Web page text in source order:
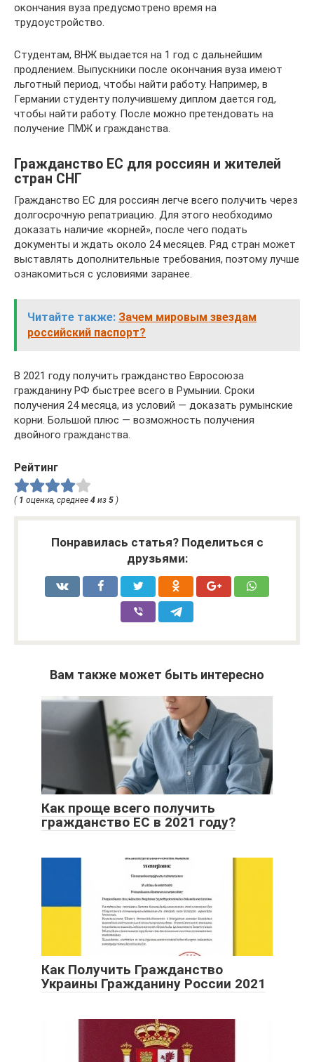
окончания вуза предусмотрено время на
трудоустройство.
Студентам, ВНЖ выдается на 1 год с дальнейшим
продлением. Выпускники после окончания вуза имеют
льготный период, чтобы найти работу. Например, в
Германии студенту получившему диплом дается год,
чтобы найти работу. После можно претендовать на
получение ПМЖ и гражданства.
Гражданство ЕС для россиян и жителей
стран СНГ
Гражданство ЕС для россиян легче всего получить через
долгосрочную репатриацию. Для этого необходимо
доказать наличие «корней», после чего подать
документы и ждать около 24 месяцев. Ряд стран может
выставлять дополнительные требования, поэтому лучше
ознакомиться с условиями заранее.
Читайте также: Зачем мировым звездам
российский паспорт?
В 2021 году получить гражданство Евросоюза
гражданину РФ быстрее всего в Румынии. Сроки
получения 24 месяца, из условий — доказать румынские
корни. Большой плюс — возможность получения
двойного гражданства.
Рейтинг
( 1 оценка, среднее 4 из 5 )
Понравилась статья? Поделиться с
друзьями:
Вам также может быть интересно
Как проще всего получить
гражданство ЕС в 2021 году?
Как Получить Гражданство
Украины Гражданину России 2021